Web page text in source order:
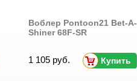
Воблер Pontoon21 Bet-A-
Shiner 68F-SR
1 105 руб. Купить